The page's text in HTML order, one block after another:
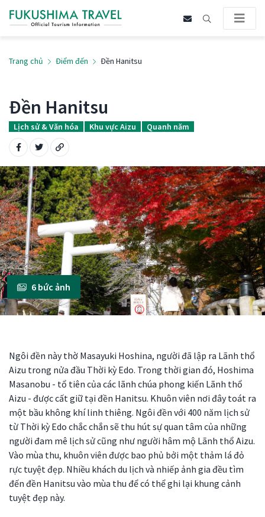
Trang chủ Điểm đến Đền Hanitsu
Đền Hanitsu
Lịch sử & Văn hóa Khu vực Aizu Quanh năm
Share on Facebook
Share on Twitter
Copy URL
6 bức ảnh
Ngôi đền này thờ Masayuki Hoshina, người đã lập ra Lãnh thổ
Aizu trong nửa đầu Thời kỳ Edo. Trong thời gian đó, Hoshima
Masanobu - tổ tiên của các lãnh chúa phong kiến Lãnh thổ
Aizu - được cất giữ tại đền Hanitsu. Khuôn viên nơi đây toát ra
một bầu không khí linh thiêng. Ngôi đền với 400 năm lịch sử
từ Thời kỳ Edo chắc chắn sẽ thu hút sự quan tâm của những
người đam mê lịch sử cũng như người hâm mộ Lãnh thổ Aizu.
Vào mùa thu, khuôn viên được bao phủ bởi một thảm lá đỏ
rực tuyệt đẹp. Nhiều khách du lịch và nhiếp ảnh gia đều tìm
đến đền Hanitsu vào mùa thu để có thể ghi lại khung cảnh
tuyệt đẹp này.